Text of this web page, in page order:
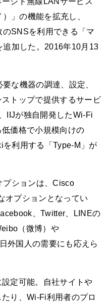
」の機能を拡充し、
SNSを利用できる「マ
追加した。2016年10月13
な機器の調達、設定、
トップで提供するサービ
IIJが独自開発したWi-Fi
価格で小規模向けの
を利用する「Type-M」が
プションは、Cisco
オプションとなってい
、Twitter、LINEの
（微博）や
外国人の需要にも応えら
定可能。自社サイトや
り、Wi-Fi利用者のプロ